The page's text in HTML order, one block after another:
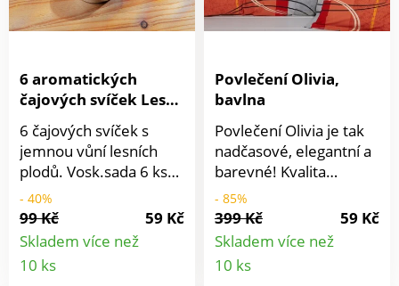
6 aromatických
čajových svíček Lesní
plody
6 čajových svíček s
jemnou vůní lesních
plodů. Vosk.sada 6 ks
Objednejte si také
- 40%
99 Kč
59 Kč
Skladem více než
10 ks
Povlečení Olivia,
bavlna
Povlečení Olivia je tak
nadčasové, elegantní a
barevné! Kvalita
Colombine. Z materiálu
vybraného pro svou
jemnost a odolnost.
Pevná a pravidelná
tkanina. Povlak na
- 85%
399 Kč
59 Kč
Skladem více než
10 ks